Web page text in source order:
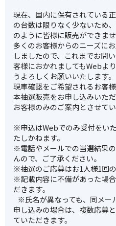
現在、国内に保有されている
の台数は限りなく少ないため
のように皆様に販売ができませ
多くのお客様からのニーズに
しましたので、これまでお問
客様におかれましてもWebよ
うよろしくお願いいたします。
現車確認をご希望されるお客
本抽選販売をお申し込みいた
お客様のみのご案内とさせてい
※申込はWebでのみ受付をい
たしかねます。
※電話やメールでの当選結果
んので、ご了承ください。
※抽選のご応募はお1人様1回
※記載内容に不備があった場
だきます。
※氏名が異なっても、同メー
申し込みの場合は、複数応募
ていただきます。